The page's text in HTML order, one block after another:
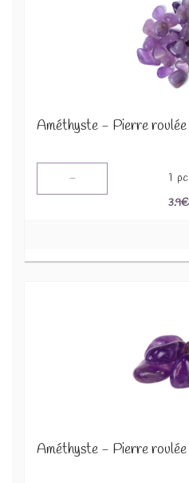
Améthyste - Pierre
- 1 pc
3.9€
Améthyste - Pierre